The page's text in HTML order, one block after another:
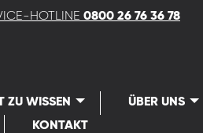
HOTLINE 0800 26 76 36 78
ZU WISSEN ÜBER UNS
KONTAKT